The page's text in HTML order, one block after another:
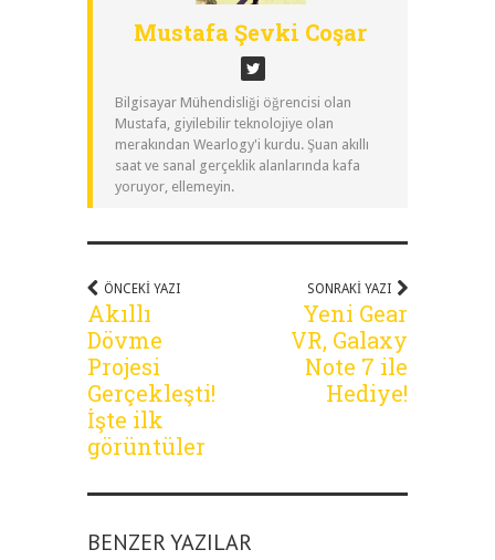
Mustafa Şevki Coşar
Bilgisayar Mühendisliği öğrencisi olan
Mustafa, giyilebilir teknolojiye olan
merakından Wearlogy'i kurdu. Şuan akıllı
saat ve sanal gerçeklik alanlarında kafa
yoruyor, ellemeyin.
ÖNCEKI YAZI
Akıllı
Dövme
Projesi
Gerçekleşti!
İşte ilk
görüntüler
SONRAKI YAZI
Yeni Gear
VR, Galaxy
Note 7 ile
Hediye!
BENZER YAZILAR